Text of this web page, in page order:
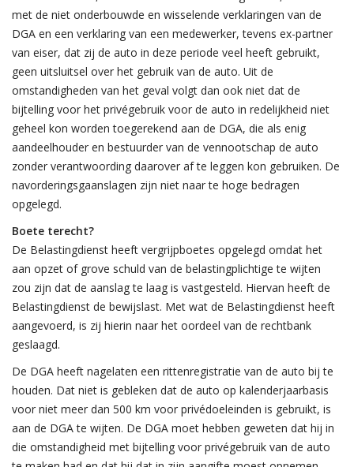
met de niet onderbouwde en wisselende verklaringen van de
DGA en een verklaring van een medewerker, tevens ex-partner
van eiser, dat zij de auto in deze periode veel heeft gebruikt,
geen uitsluitsel over het gebruik van de auto. Uit de
omstandigheden van het geval volgt dan ook niet dat de
bijtelling voor het privégebruik voor de auto in redelijkheid niet
geheel kon worden toegerekend aan de DGA, die als enig
aandeelhouder en bestuurder van de vennootschap de auto
zonder verantwoording daarover af te leggen kon gebruiken. De
navorderingsgaanslagen zijn niet naar te hoge bedragen
opgelegd.
Boete terecht?
De Belastingdienst heeft vergrijpboetes opgelegd omdat het
aan opzet of grove schuld van de belastingplichtige te wijten
zou zijn dat de aanslag te laag is vastgesteld. Hiervan heeft de
Belastingdienst de bewijslast. Met wat de Belastingdienst heeft
aangevoerd, is zij hierin naar het oordeel van de rechtbank
geslaagd.
De DGA heeft nagelaten een rittenregistratie van de auto bij te
houden. Dat niet is gebleken dat de auto op kalenderjaarbasis
voor niet meer dan 500 km voor privédoeleinden is gebruikt, is
aan de DGA te wijten. De DGA moet hebben geweten dat hij in
die omstandigheid met bijtelling voor privégebruik van de auto